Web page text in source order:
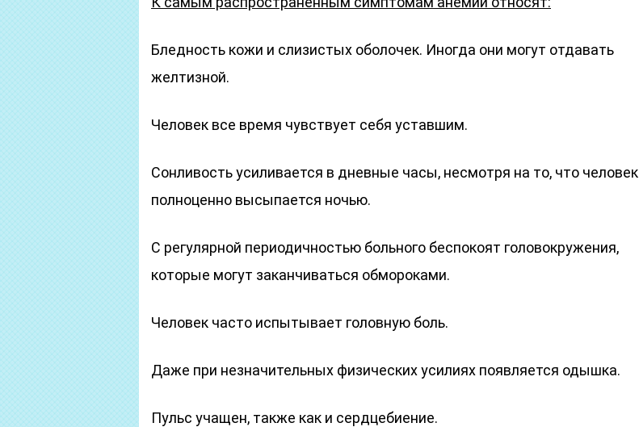
Бледность кожи и слизистых оболочек. Иногда они могут отдавать
желтизной.
Человек все время чувствует себя уставшим.
Сонливость усиливается в дневные часы, несмотря на то, что человек
полноценно высыпается ночью.
С регулярной периодичностью больного беспокоят головокружения,
которые могут заканчиваться обмороками.
Человек часто испытывает головную боль.
Даже при незначительных физических усилиях появляется одышка.
Пульс учащен, также как и сердцебиение.